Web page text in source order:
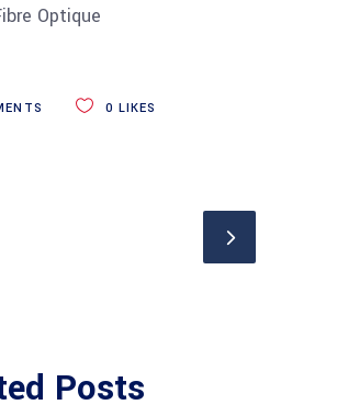
Optique
0 LIKES
Posts